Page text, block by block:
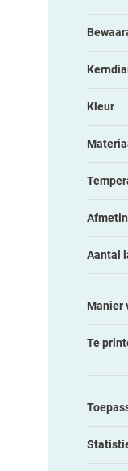
Kleur
Aantal
Manier
Te